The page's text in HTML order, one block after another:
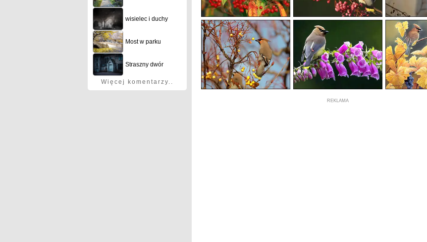
wisielec i duchy
Most w parku
Straszny dwór
Więcej komentarzy..
REKLAMA